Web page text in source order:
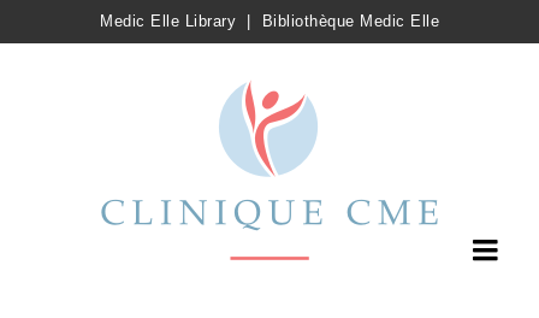
Medic Elle Library Bibliothèque Medic Elle